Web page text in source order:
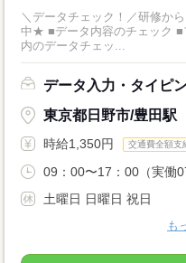
＼データチェック！／研修か
中★ ■データ内容のチェック
内のデータチェッ...
データ入力・タイピ
東京都日野市/豊田駅
時給1,350円 交通費全額支
09：00〜17：00（実働
土曜日 日曜日 祝日
も